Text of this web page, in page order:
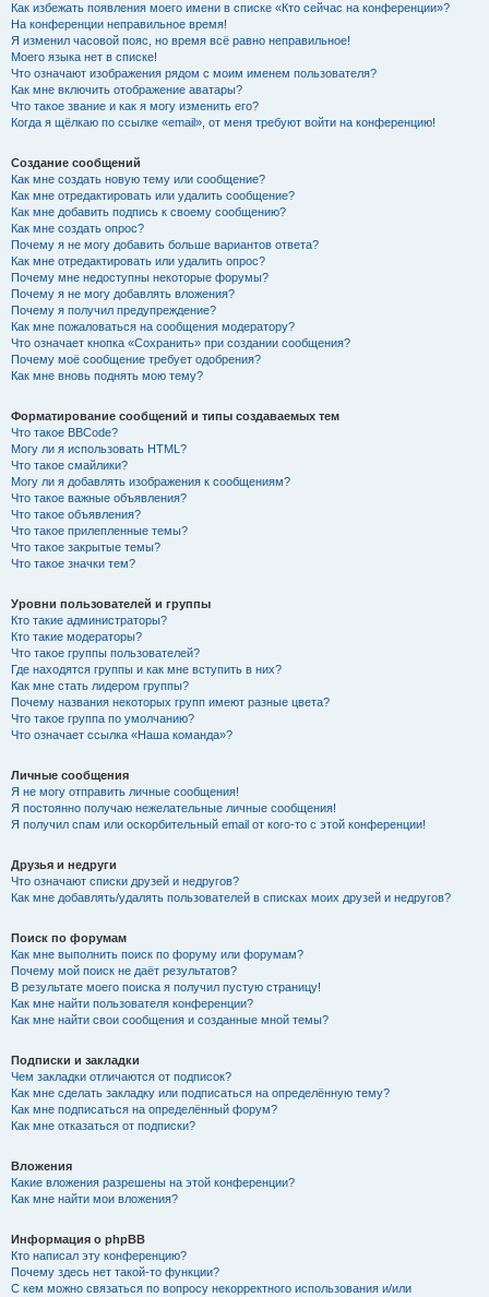
Как избежать появления моего имени в списке «Кто сейчас на конференции»?
На конференции неправильное время!
Я изменил часовой пояс, но время всё равно неправильное!
Моего языка нет в списке!
Что означают изображения рядом с моим именем пользователя?
Как мне включить отображение аватары?
Что такое звание и как я могу изменить его?
Когда я щёлкаю по ссылке «email», от меня требуют войти на конференцию!
Создание сообщений
Как мне создать новую тему или сообщение?
Как мне отредактировать или удалить сообщение?
Как мне добавить подпись к своему сообщению?
Как мне создать опрос?
Почему я не могу добавить больше вариантов ответа?
Как мне отредактировать или удалить опрос?
Почему мне недоступны некоторые форумы?
Почему я не могу добавлять вложения?
Почему я получил предупреждение?
Как мне пожаловаться на сообщения модератору?
Что означает кнопка «Сохранить» при создании сообщения?
Почему моё сообщение требует одобрения?
Как мне вновь поднять мою тему?
Форматирование сообщений и типы создаваемых тем
Что такое BBCode?
Могу ли я использовать HTML?
Что такое смайлики?
Могу ли я добавлять изображения к сообщениям?
Что такое важные объявления?
Что такое объявления?
Что такое прилепленные темы?
Что такое закрытые темы?
Что такое значки тем?
Уровни пользователей и группы
Кто такие администраторы?
Кто такие модераторы?
Что такое группы пользователей?
Где находятся группы и как мне вступить в них?
Как мне стать лидером группы?
Почему названия некоторых групп имеют разные цвета?
Что такое группа по умолчанию?
Что означает ссылка «Наша команда»?
Личные сообщения
Я не могу отправить личные сообщения!
Я постоянно получаю нежелательные личные сообщения!
Я получил спам или оскорбительный email от кого-то с этой конференции!
Друзья и недруги
Что означают списки друзей и недругов?
Как мне добавлять/удалять пользователей в списках моих друзей и недругов?
Поиск по форумам
Как мне выполнить поиск по форуму или форумам?
Почему мой поиск не даёт результатов?
В результате моего поиска я получил пустую страницу!
Как мне найти пользователя конференции?
Как мне найти свои сообщения и созданные мной темы?
Подписки и закладки
Чем закладки отличаются от подписок?
Как мне сделать закладку или подписаться на определённую тему?
Как мне подписаться на определённый форум?
Как мне отказаться от подписки?
Вложения
Какие вложения разрешены на этой конференции?
Как мне найти мои вложения?
Информация о phpBB
Кто написал эту конференцию?
Почему здесь нет такой-то функции?
С кем можно связаться по вопросу некорректного использования и/или